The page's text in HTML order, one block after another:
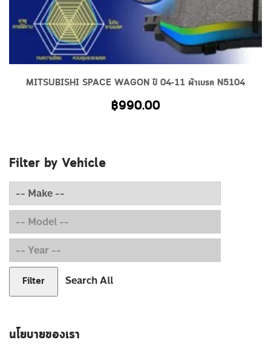
MITSUBISHI SPACE WAGON ปี 04-11 ผ้าเบรค N5104
฿990.00
Filter by Vehicle
Filter Search All
นโยบายของเรา